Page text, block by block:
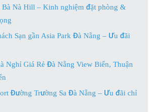
Bà Nà Hill – Kinh nghiệm đặt phòng &
Sạn gần Asia Park Đà Nẵng – Ưu đãi
Nghỉ Giá Rẻ Đà Nẵng View Biển, Thuận
Đường Trường Sa Đà Nẵng – Ưu đãi chỉ